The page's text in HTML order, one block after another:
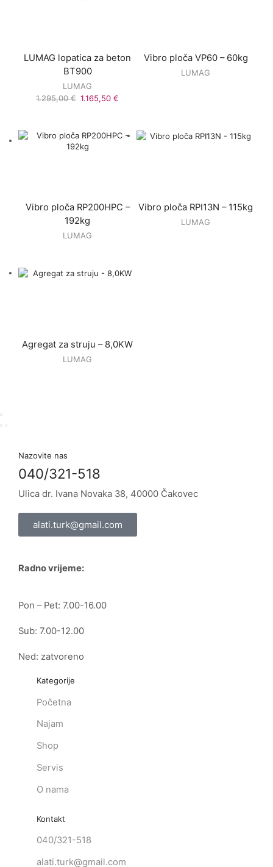
LUMAG lopatica za beton
BT900
LUMAG
1.295,00€ 1.165,50 €
Vibro ploča VP60 – 60kg
LUMAG
Vibro ploča RP200HPC –
192kg
LUMAG
Vibro ploča RPI13N – 115kg
LUMAG
Agregat za struju – 8,0KW
LUMAG
Nazovite nas
040/321-518
Ulica dr. Ivana Novaka 38, 40000 Čakovec
alati.turk@gmail.com
Radno vrijeme:
Pon – Pet: 7.00-16.00
Sub: 7.00-12.00
Ned: zatvoreno
Kategorije
Početna
Najam
Shop
Servis
O nama
Kontakt
040/321-518
alati.turk@gmail.com